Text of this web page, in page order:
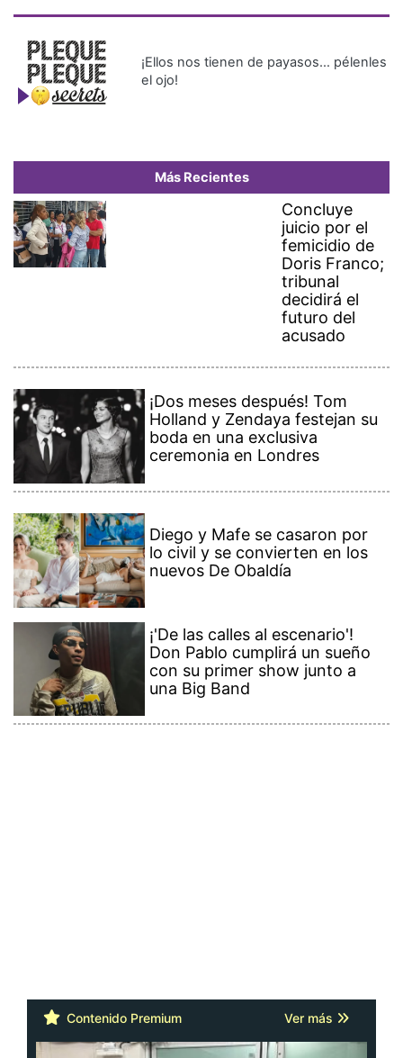
¡Ellos nos tienen de payasos… pélenles
el ojo!
Más Recientes
Concluye
juicio por el
femicidio de
Doris Franco;
tribunal
decidirá el
futuro del
acusado
¡Dos meses después! Tom
Holland y Zendaya festejan su
boda en una exclusiva
ceremonia en Londres
Diego y Mafe se casaron por
lo civil y se convierten en los
nuevos De Obaldía
¡'De las calles al escenario'!
Don Pablo cumplirá un sueño
con su primer show junto a
una Big Band
Contenido Premium Ver más